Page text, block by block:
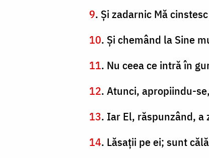
9. Şi zadarnic Mă
10. Şi chemând la Sine
11. Nu ceea ce intră în
12. Atunci, apropiindu-
13. Iar El, răspunzând, a
14. Lăsaţii pe ei; sunt